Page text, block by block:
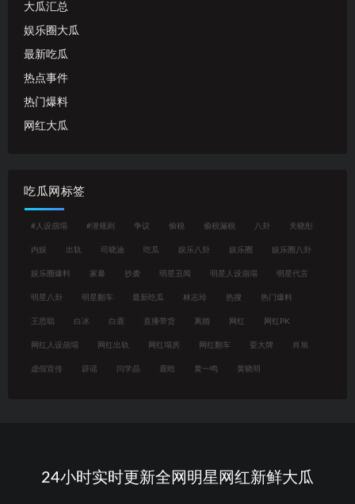
大瓜汇总
娱乐圈大瓜
最新吃瓜
热点事件
热门爆料
网红大瓜
吃瓜网标签
#人设崩塌 #潜规则 争议 偷税 偷税漏税 八卦 关晓彤
内娱 出轨 司晓迪 吃瓜 娱乐八卦 娱乐圈 娱乐圈八卦
娱乐圈爆料 家暴 抄袭 明星丑闻 明星人设崩塌 明星代言
明星八卦 明星翻车 最新吃瓜 林志玲 热搜 热门爆料
王思聪 白冰 白鹿 直播带货 离婚 网红 网红PK
网红人设崩塌 网红出轨 网红塌房 网红翻车 耍大牌 肖旭
虚假宣传 辟谣 闫学晶 鹿晗 黄一鸣 黄晓明
24小时实时更新全网明星网红新鲜大瓜